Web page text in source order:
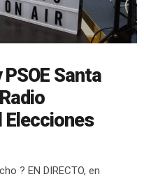
Santa
Elecciones
? EN DIRECTO, en